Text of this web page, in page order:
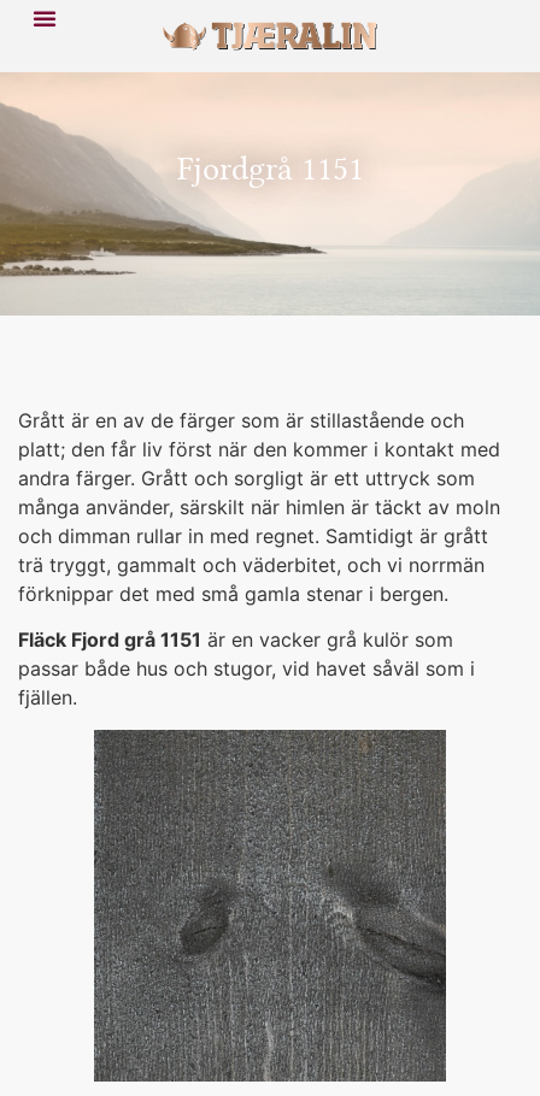
Fjordgrå 1151
Grått är en av de färger som är stillastående och
platt; den får liv först när den kommer i kontakt med
andra färger. Grått och sorgligt är ett uttryck som
många använder, särskilt när himlen är täckt av moln
och dimman rullar in med regnet. Samtidigt är grått
trä tryggt, gammalt och väderbitet, och vi norrmän
förknippar det med små gamla stenar i bergen.
Fläck Fjord grå 1151 är en vacker grå kulör som
passar både hus och stugor, vid havet såväl som i
fjällen.